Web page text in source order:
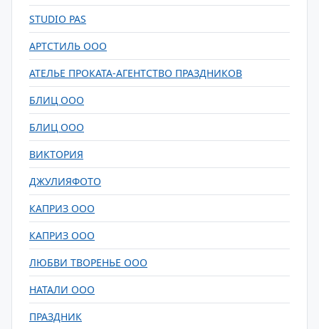
STUDIO PAS
АРТСТИЛЬ ООО
АТЕЛЬЕ ПРОКАТА-АГЕНТСТВО ПРАЗДНИКОВ
БЛИЦ ООО
БЛИЦ ООО
ВИКТОРИЯ
ДЖУЛИЯФОТО
КАПРИЗ ООО
КАПРИЗ ООО
ЛЮБВИ ТВОРЕНЬЕ ООО
НАТАЛИ ООО
ПРАЗДНИК